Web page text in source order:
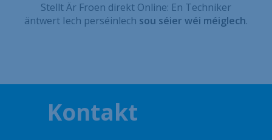
Stellt Är Froen direkt Online: En Techniker
äntwert Iech perséinlech sou séier wéi méiglech.
Kontakt